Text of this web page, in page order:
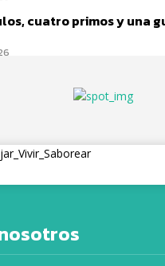
cuatro primos y una